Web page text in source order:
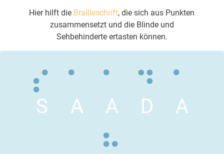
Hier hilft die Brailleschrift, die sich aus Punkten
zusammensetzt und die Blinde und
Sehbehinderte ertasten können.
S A A D A